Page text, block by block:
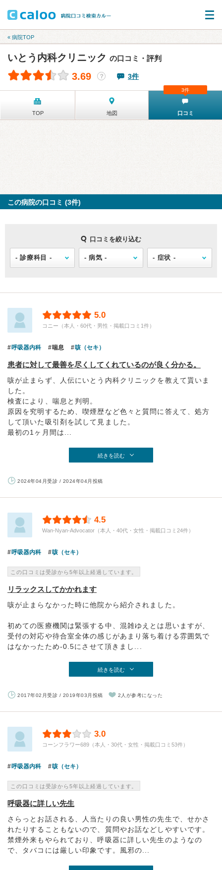
« 病院TOP
いとう内科クリニック の口コミ・評判
3.69 ？ 3件
TOP 地図 口コミ
3件
この病院の口コミ (3件)
口コミを絞り込む
5.0
コニー（本人・60代・男性・掲載口コミ1件）
呼吸器内科 喘息 咳（セキ）
患者に対して最善を尽くしてくれているのが良く分かる。
咳が止まらず、人伝にいとう内科クリニックを教えて貰いま
した。
検査により、喘息と判明。
原因を究明するため、喫煙歴など色々と質問に答えて、処方
して頂いた吸引剤を試して見ました。
最初の1ヶ月間は...
続きを読む
2024年04月受診 / 2024年04月投稿
4.5
Wan-Nyan-Advocator（本人・40代・女性・掲載口コミ24件）
呼吸器内科 咳（セキ）
この口コミは受診から5年以上経過しています。
リラックスしてかかれます
咳が止まらなかった時に他院から紹介されました。
初めての医療機関は緊張する中、混雑ゆえとは思いますが、
受付の対応や待合室全体の感じがあまり落ち着ける雰囲気で
はなかったため-0.5にさせて頂きまし...
続きを読む
2017年02月受診 / 2019年03月投稿 2人が参考になった
3.0
コーンフラワー689（本人・30代・女性・掲載口コミ53件）
呼吸器内科 咳（セキ）
この口コミは受診から5年以上経過しています。
呼吸器に詳しい先生
さらっとお話される、人当たりの良い男性の先生で、せかさ
れたりすることもないので、質問やお話などしやすいです。
禁煙外来もやられており、呼吸器に詳しい先生のようなの
で、タバコには厳しい印象です。風邪の...